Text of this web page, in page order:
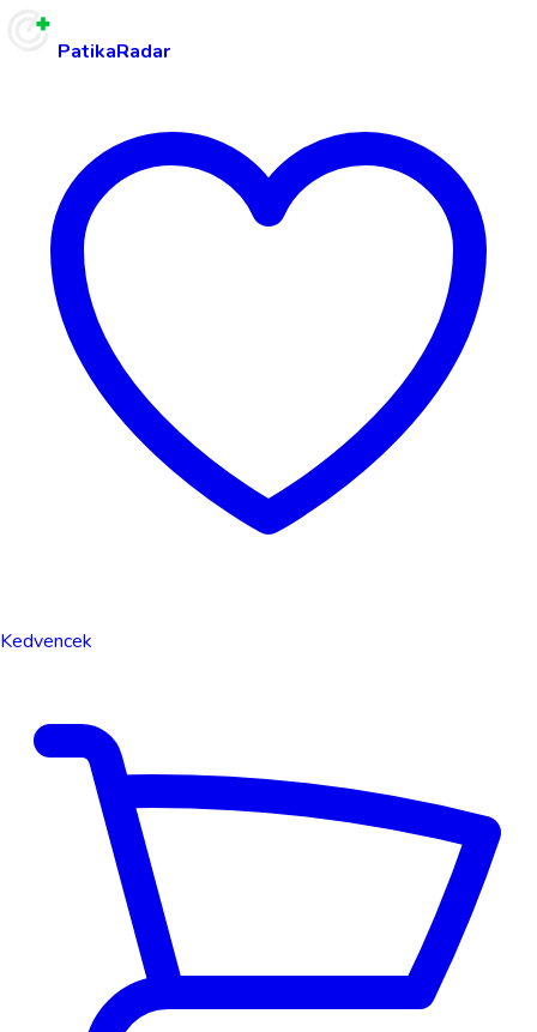
PatikaRadar
Kedvencek